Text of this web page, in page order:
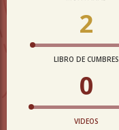
2
LIBRO DE CUMBRES
0
VIDEOS